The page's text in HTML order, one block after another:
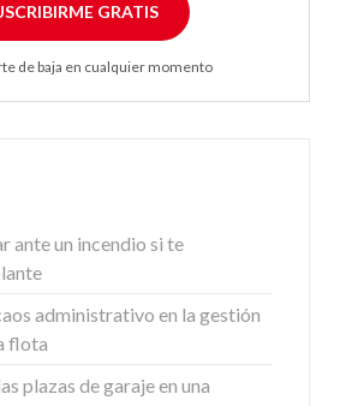
GRATIS
de baja en cualquier momento
ante un incendio si te
administrativo en la gestión
flota
plazas de garaje en una